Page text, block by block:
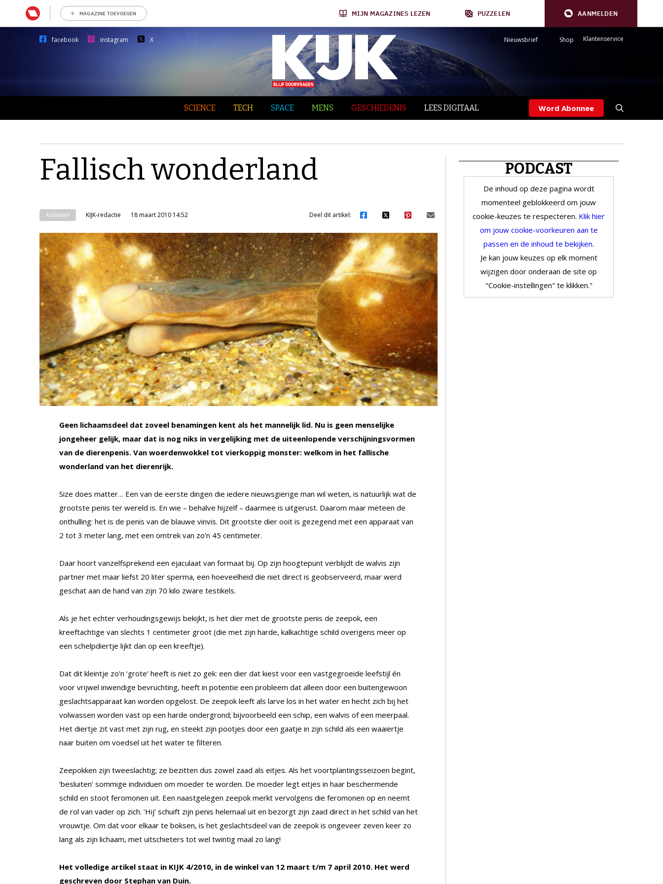
MAGAZINE TOEVOEGEN MIJN MAGAZINES LEZEN PUZZELEN AANMELDEN
facebook instagram X Nieuwsbrief Shop Klantenservice
SCIENCE TECH SPACE MENS GESCHIEDENIS LEES DIGITAAL Word Abonnee
Fallisch wonderland
Artikelen KIJK-redactie 18 maart 2010 14:52 Deel dit artikel:
Geen lichaamsdeel dat zoveel benamingen kent als het mannelijk lid. Nu is geen menselijke
jongeheer gelijk, maar dat is nog niks in vergelijking met de uiteenlopende verschijningsvormen
van de dierenpenis. Van woerdenwokkel tot vierkoppig monster: welkom in het fallische
wonderland van het dierenrijk.
Size does matter… Een van de eerste dingen die iedere nieuwsgierige man wil weten, is natuurlijk wat de
grootste penis ter wereld is. En wie – behalve hijzelf – daarmee is uitgerust. Daarom maar meteen de
onthulling: het is de penis van de blauwe vinvis. Dit grootste dier ooit is gezegend met een apparaat van
2 tot 3 meter lang, met een omtrek van zo’n 45 centimeter.
Daar hoort vanzelfsprekend een ejaculaat van formaat bij. Op zijn hoogtepunt verblijdt de walvis zijn
partner met maar liefst 20 liter sperma, een hoeveelheid die niet direct is geobserveerd, maar werd
geschat aan de hand van zijn 70 kilo zware testikels.
Als je het echter verhoudingsgewijs bekijkt, is het dier met de grootste penis de zeepok, een
kreeftachtige van slechts 1 centimeter groot (die met zijn harde, kalkachtige schild overigens meer op
een schelpdiertje lijkt dan op een kreeftje).
Dat dit kleintje zo’n ‘grote’ heeft is niet zo gek: een dier dat kiest voor een vastgegroeide leefstijl én
voor vrijwel inwendige bevruchting, heeft in potentie een probleem dat alleen door een buitengewoon
geslachtsapparaat kan worden opgelost. De zeepok leeft als larve los in het water en hecht zich bij het
volwassen worden vast op een harde ondergrond; bijvoorbeeld een schip, een walvis of een meerpaal.
Het diertje zit vast met zijn rug, en steekt zijn pootjes door een gaatje in zijn schild als een waaiertje
naar buiten om voedsel uit het water te filteren.
Zeepokken zijn tweeslachtig; ze bezitten dus zowel zaad als eitjes. Als het voortplantingsseizoen begint,
‘besluiten’ sommige individuen om moeder te worden. De moeder legt eitjes in haar beschermende
schild en stoot feromonen uit. Een naastgelegen zeepok merkt vervolgens die feromonen op en neemt
de rol van vader op zich. ‘Hij’ schuift zijn penis helemaal uit en bezorgt zijn zaad direct in het schild van het
vrouwtje. Om dat voor elkaar te boksen, is het geslachtsdeel van de zeepok is ongeveer zeven keer zo
lang als zijn lichaam, met uitschieters tot wel twintig maal zo lang!
Het volledige artikel staat in KIJK 4/2010, in de winkel van 12 maart t/m 7 april 2010. Het werd
geschreven door Stephan van Duin.
PODCAST
De inhoud op deze pagina wordt
momenteel geblokkeerd om jouw
cookie-keuzes te respecteren. Klik hier
om jouw cookie-voorkeuren aan te
passen en de inhoud te bekijken.
Je kan jouw keuzes op elk moment
wijzigen door onderaan de site op
"Cookie-instellingen" te klikken."